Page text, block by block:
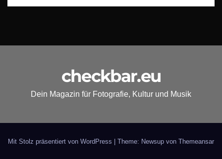
checkbar.eu
Dein Magazin für Fotografie, Kultur und Musik
Mit Stolz präsentiert von WordPress | Theme: Newsup von Themeansar